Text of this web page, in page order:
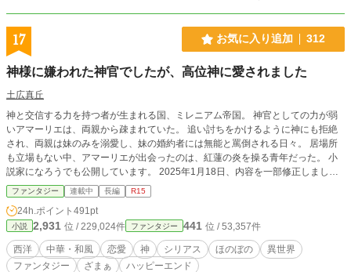
17 お気に入り追加 312
神様に嫌われた神官でしたが、高位神に愛されました
土広真丘
神と交信する力を持つ者が生まれる国、ミレニアム帝国。 神官としての力が弱
いアマーリエは、両親から疎まれていた。 追い討ちをかけるように神にも拒絶
され、両親は妹のみを溺愛し、妹の婚約者には無能と罵倒される日々。 居場所
も立場もない中、アマーリエが出会ったのは、紅蓮の炎を操る青年だった。 小
説家になろうでも公開しています。 2025年1月18日、内容を一部修正しまし
た。
ファンタジー 連載中 長編 R15
24h.ポイント 491pt
小説 2,931 位 / 229,024件 ファンタジー 441 位 / 53,357件
西洋 中華・和風 恋愛 神 シリアス ほのぼの
異世界
ファンタジー
ざまぁ ハッピーエンド